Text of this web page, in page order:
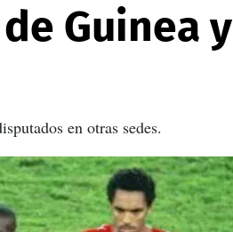
Guinea y
en otras sedes.